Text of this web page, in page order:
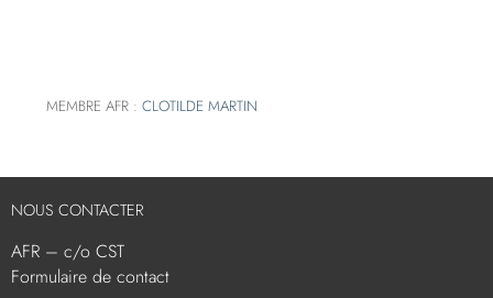
MEMBRE AFR :CLOTILDE MARTIN
NOUS CONTACTER
AFR – c/o CST
Formulaire de contact